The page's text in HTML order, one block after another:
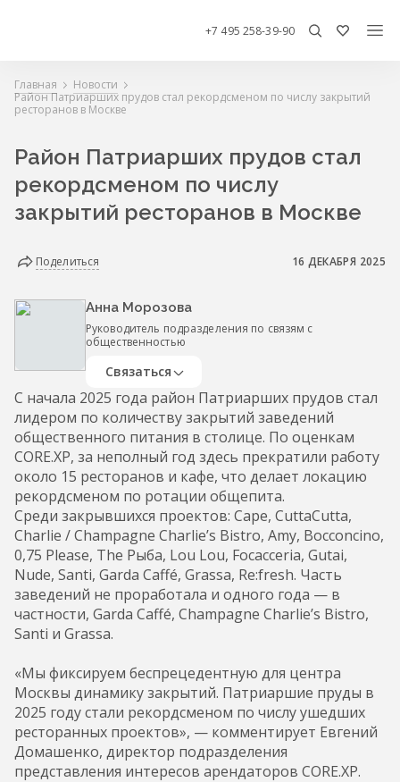
+7 495 258-39-90
Главная
Новости
Район Патриарших прудов стал рекордсменом по числу закрытий
ресторанов в Москве
Район Патриарших прудов стал
рекордсменом по числу
закрытий ресторанов в Москве
Поделиться 16 ДЕКАБРЯ 2025
С начала 2025 года район Патриарших прудов стал
лидером по количеству закрытий заведений
общественного питания в столице. По оценкам
CORE.XP, за неполный год здесь прекратили работу
около 15 ресторанов и кафе, что делает локацию
рекордсменом по ротации общепита.
Среди закрывшихся проектов: Cape, CuttaCutta,
Charlie / Champagne Charlie’s Bistro, Amy, Bocconcino,
0,75 Please, The Рыба, Lou Lou, Focacceria, Gutai,
Nude, Santi, Garda Caffé, Grassa, Re:fresh. Часть
заведений не проработала и одного года — в
частности, Garda Caffé, Champagne Charlie’s Bistro,
Santi и Grassa.
«Мы фиксируем беспрецедентную для центра
Москвы динамику закрытий. Патриаршие пруды в
2025 году стали рекордсменом по числу ушедших
ресторанных проектов», — комментирует Евгений
Домашенко, директор подразделения
представления интересов арендаторов CORE.XP.
Анна Морозова
Руководитель подразделения по связям с
общественностью
Связаться